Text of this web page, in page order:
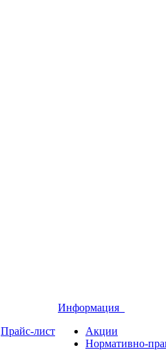
Прайс-лист
Информация
Акции
Нормативно-